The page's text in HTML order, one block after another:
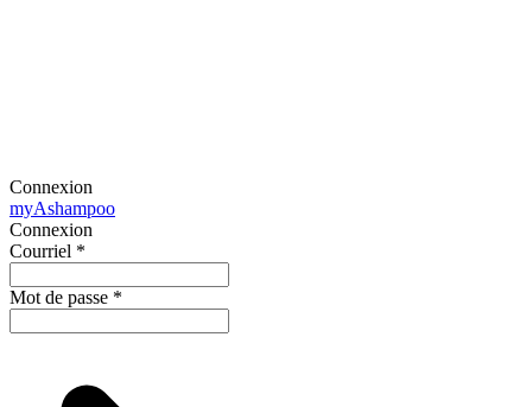
Connexion
myAshampoo
Connexion
Courriel *
Mot de passe *